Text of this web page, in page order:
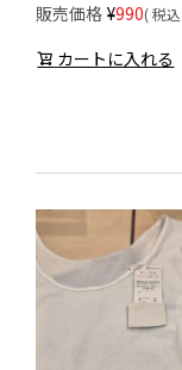
販売価格 ¥990 税込
カートに入れる